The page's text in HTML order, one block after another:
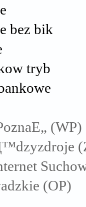
bez bik
tryb
(WP)
(OP)